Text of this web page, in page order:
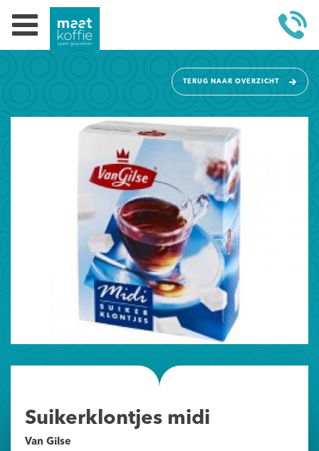
TERUG NAAR OVERZICHT
Suikerklontjes midi
Van Gilse